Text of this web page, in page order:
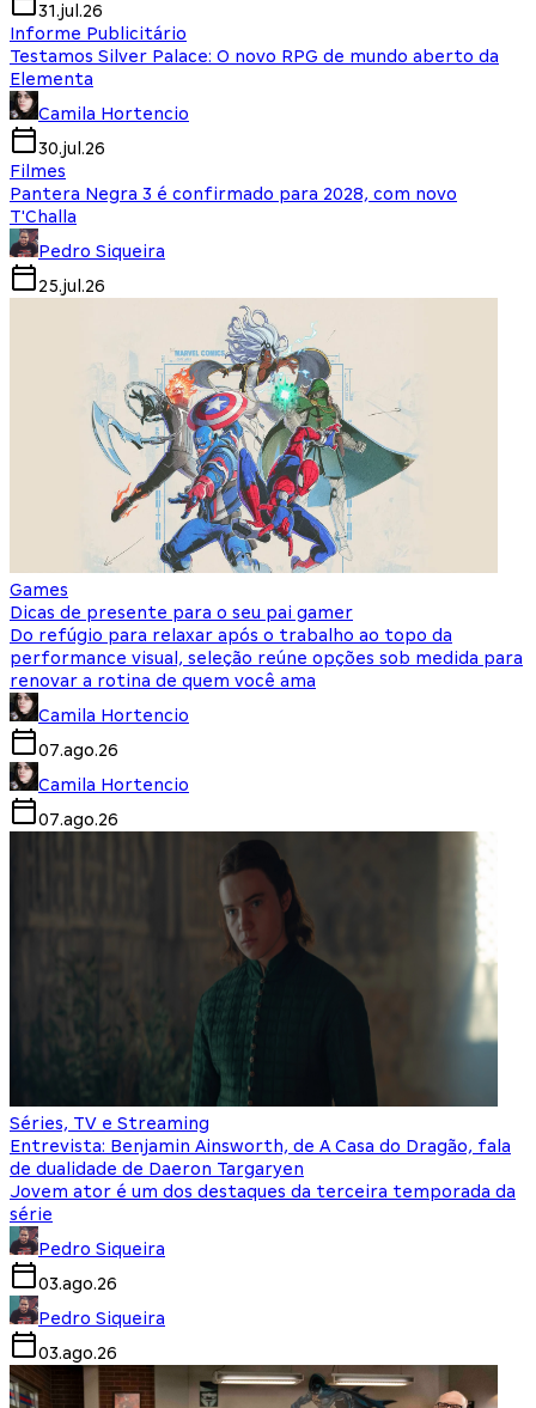
31.jul.26
Informe Publicitário
Testamos Silver Palace: O novo RPG de mundo aberto da
Elementa
Camila Hortencio
30.jul.26
Filmes
Pantera Negra 3 é confirmado para 2028, com novo
T'Challa
Pedro Siqueira
25.jul.26
Games
Dicas de presente para o seu pai gamer
Do refúgio para relaxar após o trabalho ao topo da
performance visual, seleção reúne opções sob medida para
renovar a rotina de quem você ama
Camila Hortencio
07.ago.26
Camila Hortencio
07.ago.26
Séries, TV e Streaming
Entrevista: Benjamin Ainsworth, de A Casa do Dragão, fala
de dualidade de Daeron Targaryen
Jovem ator é um dos destaques da terceira temporada da
série
Pedro Siqueira
03.ago.26
Pedro Siqueira
03.ago.26